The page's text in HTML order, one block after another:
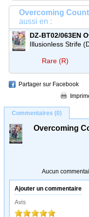
Overcoming
aussi en :
DZ-BT02/063EN
Amducia Rare (R)
Illusionless Strife
Rare (R)
Partager sur Facebook
Commentaires (0)
Overcoming
Aucun
Ajouter un commentaire
Avis